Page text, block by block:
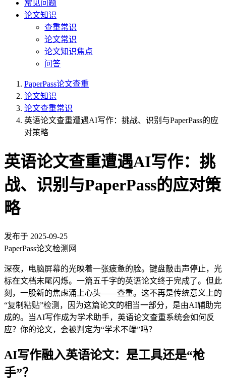
常见问题
论文知识
查重常识
论文常识
论文知识焦点
问答
PaperPass论文查重
论文知识
论文查重常识
英语论文查重遭遇AI写作：挑战、识别与PaperPass的应
对策略
英语论文查重遭遇AI写作：挑
战、识别与PaperPass的应对策
略
发布于 2025-09-25
PaperPass论文检测网
深夜，电脑屏幕的光映着一张疲惫的脸。键盘敲击声停止，光
标在文档末尾闪烁。一篇五千字的英语论文终于完成了。但此
刻，一股新的焦虑涌上心头——查重。这不再是传统意义上的
“复制粘贴”检测，因为这篇论文的相当一部分，是由AI辅助完
成的。当AI写作成为学术助手，英语论文查重系统会如何反
应？你的论文，会被判定为“学术不端”吗？
AI写作融入英语论文：是工具还是“枪
手”？